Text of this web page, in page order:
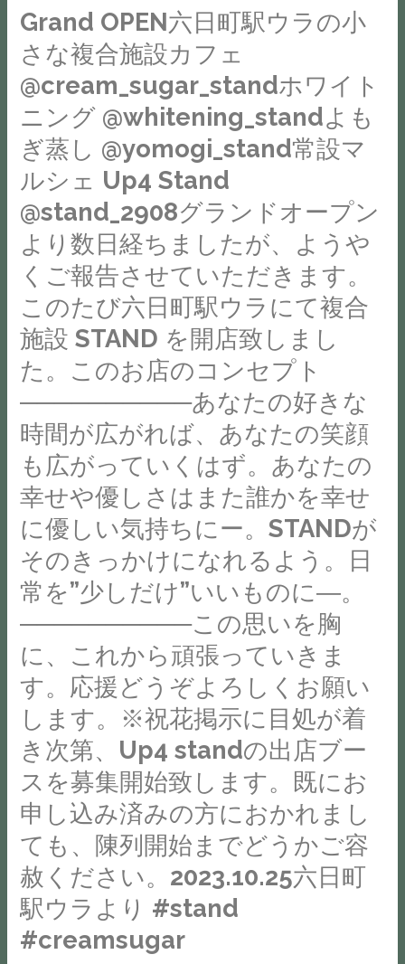
で
す。
さ
ま
ざ
ま
な
取
り
組
み
や
イ
ベ
ン
ト
や
っ
て
み
ま
す。
コ
ケ
も
仕
方
が
な
い
し、
上
手
く
い
か
な
カ
フ
ェ
活
#
魚
沼
グ
ル
メ
#
十
日
町
カ
フ
ェ
魚
沼
カ
フ
ェ
#
新
潟
グ
ラ
マ
ー
#
新
潟
カ
フ
ェ
部
#
ら
@nagomisalonsole
ま
で
直
接
ご
予
約
を
お
い
い
た
す。
日
常
の
悩
み
だ
な
く、
も
し
か
し
た
自
分
自
身
も
み
ト
ッ
ピ
ン
グ
🐿︎
ラ
ブ
ベ
リ
ー
Forever
口
当
た
り
の
軽
い
ク
ッ
キ
ー
に
ハ
ー
ト
の
チ
コ
を
添
え
て
ᡣ𐭩︎
レ
Grand OPEN六日町駅ウラの小
さな複合施設⁡⁡カフェ
@cream_sugar_standホワイト
ニング @whitening_standよも
ぎ蒸し @yomogi_stand常設マ
ルシェ Up4 Stand
@stand_2908⁡グランドオープン
より数日経ちましたが、ようや
くご報告させていただきます。⁡⁡⁡⁡
このたび六日町駅ウラにて⁡複合
施設 STAND を⁡⁡開店致しまし
た。⁡このお店のコンセプト
──────────あなたの好きな
時間が広がれば、あなたの笑顔
も広がっていくはず。あなたの
幸せや優しさはまた誰かを幸せ
に優しい気持ちにー。STANDが
そのきっかけになれるよう。日
常を”少しだけ”いいものに―。
──────────この思いを胸
に、これから頑張っていきま
す。応援どうぞよろしくお願い
します。⁡⁡⁡⁡※祝花掲示に目処が着
き次第、Up4 standの出店ブー
スを募集開始致します。既にお
申し込み済みの方におかれまし
ても、陳列開始までどうかご容
赦ください。2023.10.25六日町
駅ウラより⁡⁡⁡⁡ #stand⁡⁡⁡
#creamsugar
カ
ェ
@cream_sugar_stand
ホ
ワ
イ
ト
ニ
ン
@whitening_stand
よ
も
し
@yomogi_stand
常
設
マ
ル
シ
Stand
@stand_2908⁡
グ
ラ
ン
ド
オ
ー
プ
ン
よ
り
数